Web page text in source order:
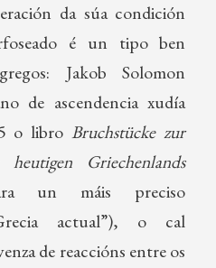
da súa condición
é un tipo ben
Jakob Solomon
de ascendencia xudía
o libroBruchstücke zur
Griechenlands
un máis preciso
actual”), o cal
de reaccións entre os